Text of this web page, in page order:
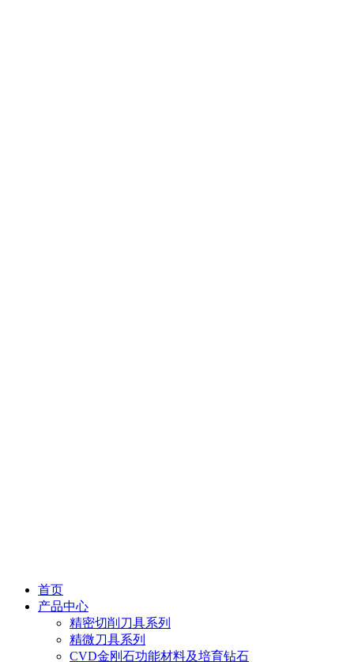
首页
产品中心
精密切削刀具系列
精微刀具系列
CVD金刚石功能材料及培育钻石